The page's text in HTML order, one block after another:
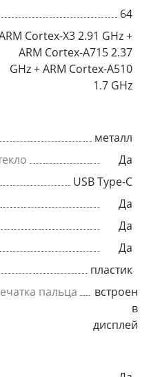
64
Cortex-X3 2.91 GHz +
ARM Cortex-A715 2.37
GHz + ARM Cortex-A510
1.7 GHz
металл
Да
USB Type-C
Да
Да
Да
пластик
пальца
встроен
в
дисплей